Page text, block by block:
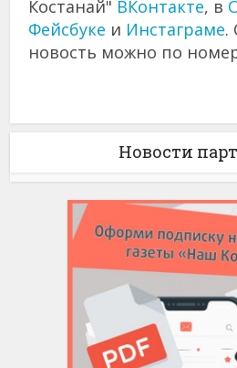
Костанай" ВКонтакте, в
Фейсбуке и Инстаграме.
новость можно по
Новости